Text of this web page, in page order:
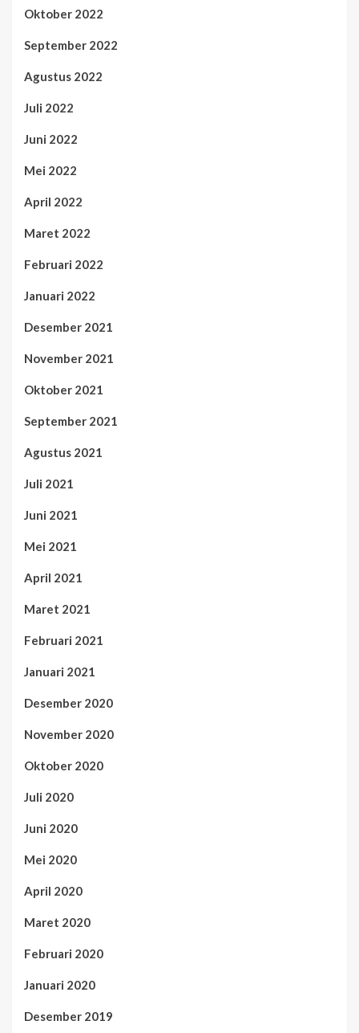
Oktober 2022
September 2022
Agustus 2022
Juli 2022
Juni 2022
Mei 2022
April 2022
Maret 2022
Februari 2022
Januari 2022
Desember 2021
November 2021
Oktober 2021
September 2021
Agustus 2021
Juli 2021
Juni 2021
Mei 2021
April 2021
Maret 2021
Februari 2021
Januari 2021
Desember 2020
November 2020
Oktober 2020
Juli 2020
Juni 2020
Mei 2020
April 2020
Maret 2020
Februari 2020
Januari 2020
Desember 2019